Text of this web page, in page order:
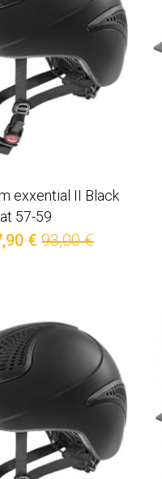
exxential II Black
57-59
€ 93,00 €